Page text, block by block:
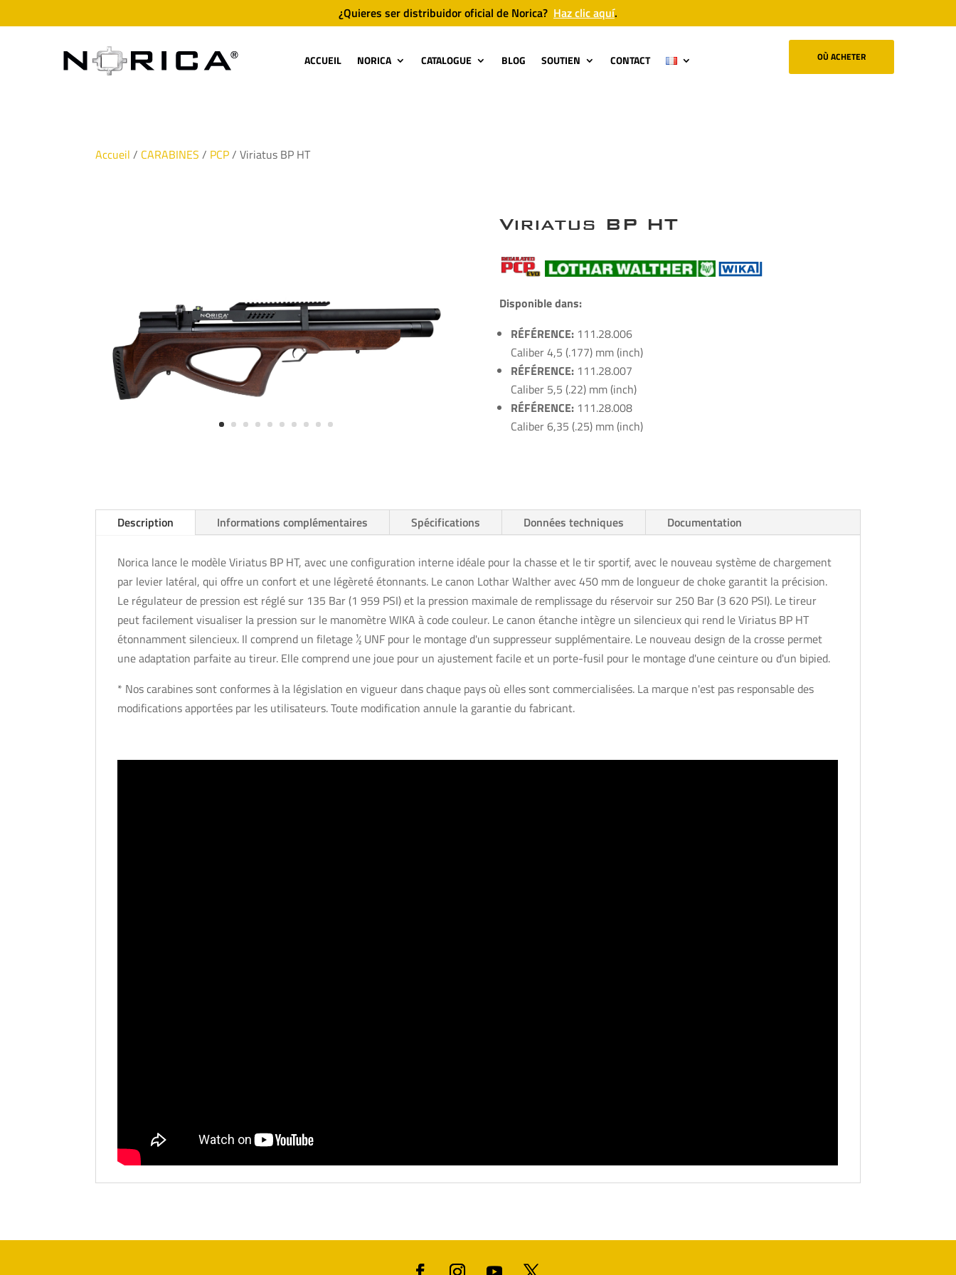
¿Quieres ser distribuidor oficial de Norica? Haz clic aquí.
ACCUEIL NORICA CATALOGUE BLOG SOUTIEN CONTACT OÙ ACHETER
Accueil / CARABINES / PCP/ Viriatus BP HT
Viriatus BP HT
Disponible dans:
RÉFÉRENCE: 111.28.006
Caliber 4,5 (.177) mm (inch)
RÉFÉRENCE: 111.28.007
Caliber 5,5 (.22) mm (inch)
RÉFÉRENCE: 111.28.008
Caliber 6,35 (.25) mm (inch)
Description Informations complémentaires Spécifications Données techniques Documentation
Norica lance le modèle Viriatus BP HT, avec une configuration interne idéale pour la chasse et le tir sportif, avec le nouveau système de chargement
par levier latéral, qui offre un confort et une légèreté étonnants. Le canon Lothar Walther avec 450 mm de longueur de choke garantit la précision.
Le régulateur de pression est réglé sur 135 Bar (1 959 PSI) et la pression maximale de remplissage du réservoir sur 250 Bar (3 620 PSI). Le tireur
peut facilement visualiser la pression sur le manomètre WIKA à code couleur. Le canon étanche intègre un silencieux qui rend le Viriatus BP HT
étonnamment silencieux. Il comprend un filetage ½ UNF pour le montage d'un suppresseur supplémentaire. Le nouveau design de la crosse permet
une adaptation parfaite au tireur. Elle comprend une joue pour un ajustement facile et un porte-fusil pour le montage d'une ceinture ou d'un bipied.
* Nos carabines sont conformes à la législation en vigueur dans chaque pays où elles sont commercialisées. La marque n'est pas responsable des
modifications apportées par les utilisateurs. Toute modification annule la garantie du fabricant.